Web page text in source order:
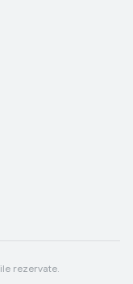
rezervate.